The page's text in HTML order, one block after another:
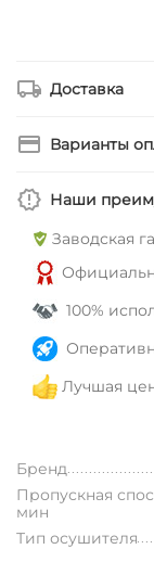
Доставка
Варианты
Наши
Заводская
100%
Лучшая
Бренд
Пропускная
мин
Тип осушителя